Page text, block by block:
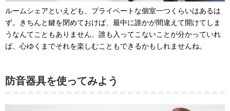
ルームシェアといえども、プライベートな個室一つくらいはあるは
ず。きちんと鍵を閉めておけば、最中に誰かが間違えて開けてしま
うなんてこともありません。誰も入ってこないことが分かっていれ
ば、心ゆくまでそれを楽しむこともできるかもしれませんね。
防音器具を使ってみよう